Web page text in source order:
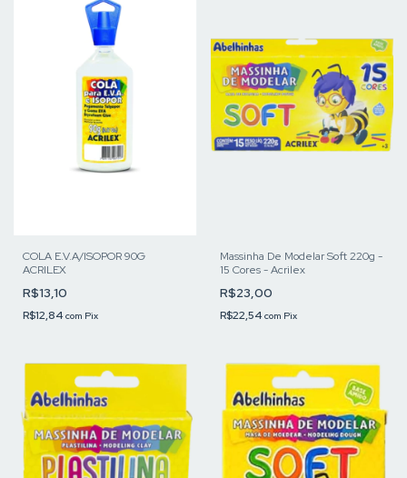
COLA E.V.A/ISOPOR 90G
ACRILEX
R$13,10
R$12,84 com Pix
Massinha De Modelar Soft 220g -
15 Cores - Acrilex
R$23,00
R$22,54 com Pix